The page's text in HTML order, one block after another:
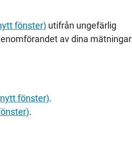
fönster) utifrån ungefärlig
av dina mätningar
fönster).
.